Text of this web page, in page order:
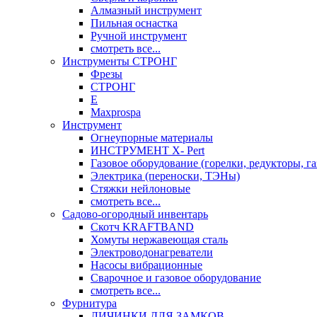
Алмазный инструмент
Пильная оснастка
Ручной инструмент
смотреть все...
Инструменты СТРОНГ
Фрезы
СТРОНГ
Е
Maxprospa
Инструмент
Огнеупорные материалы
ИНСТРУМЕНТ X- Pert
Газовое оборудование (горелки, редукторы,
Электрика (переноски, ТЭНы)
Стяжки нейлоновые
смотреть все...
Садово-огородный инвентарь
Скотч KRAFTBAND
Хомуты нержавеющая сталь
Электроводонагреватели
Насосы вибрационные
Сварочное и газовое оборудование
смотреть все...
Фурнитура